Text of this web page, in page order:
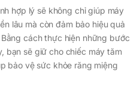
hợp lý sẽ không chỉ giúp máy
lâu mà còn đảm bảo hiệu quả
cách thực hiện những bước
bạn sẽ giữ cho chiếc máy tăm
bảo vệ sức khỏe răng miệng